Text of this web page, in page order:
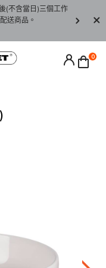
(不含當日)三個工作
送商品。
請至
0